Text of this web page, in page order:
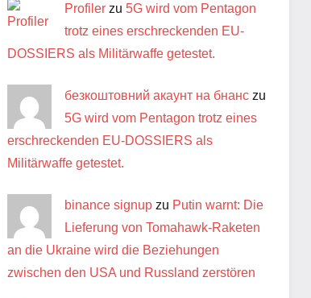
Profiler zu 5G wird vom Pentagon
trotz eines erschreckenden EU-
DOSSIERS als Militärwaffe getestet.
безкоштовний акаунт на бнанс zu
5G wird vom Pentagon trotz eines
erschreckenden EU-DOSSIERS als
Militärwaffe getestet.
binance signup zu Putin warnt: Die
Lieferung von Tomahawk-Raketen
an die Ukraine wird die Beziehungen
zwischen den USA und Russland zerstören